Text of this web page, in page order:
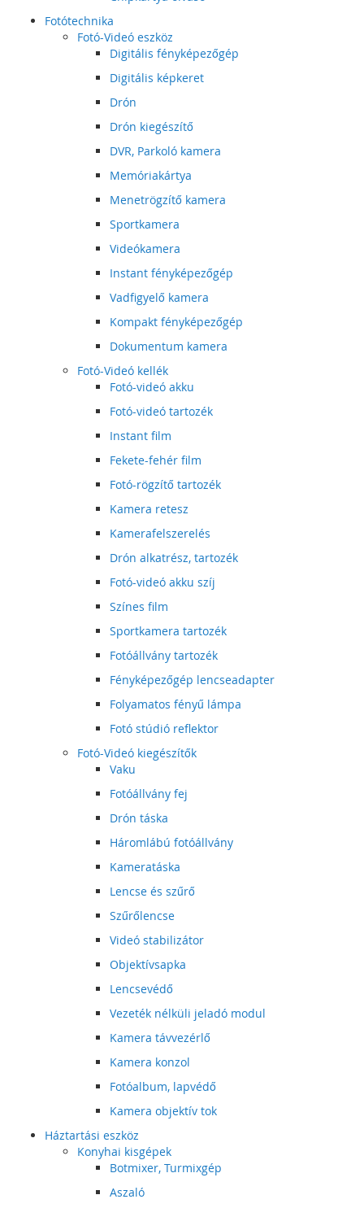
Fotótechnika
Fotó-Videó eszköz
Digitális fényképezőgép
Digitális képkeret
Drón
Drón kiegészítő
DVR, Parkoló kamera
Memóriakártya
Menetrögzítő kamera
Sportkamera
Videókamera
Instant fényképezőgép
Vadfigyelő kamera
Kompakt fényképezőgép
Dokumentum kamera
Fotó-Videó kellék
Fotó-videó akku
Fotó-videó tartozék
Instant film
Fekete-fehér film
Fotó-rögzítő tartozék
Kamera retesz
Kamerafelszerelés
Drón alkatrész, tartozék
Fotó-videó akku szíj
Színes film
Sportkamera tartozék
Fotóállvány tartozék
Fényképezőgép lencseadapter
Folyamatos fényű lámpa
Fotó stúdió reflektor
Fotó-Videó kiegészítők
Vaku
Fotóállvány fej
Drón táska
Háromlábú fotóállvány
Kameratáska
Lencse és szűrő
Szűrőlencse
Videó stabilizátor
Objektívsapka
Lencsevédő
Vezeték nélküli jeladó modul
Kamera távvezérlő
Kamera konzol
Fotóalbum, lapvédő
Kamera objektív tok
Háztartási eszköz
Konyhai kisgépek
Botmixer, Turmixgép
Aszaló